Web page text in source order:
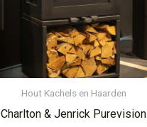
Hout Kachels en Haarden
Charlton & Jenrick Purevision